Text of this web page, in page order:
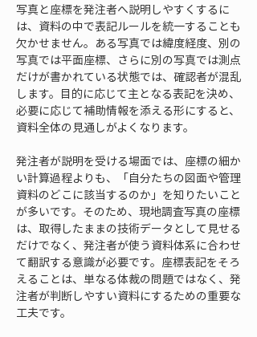
写真と座標を発注者へ説明しやすくするに
は、資料の中で表記ルールを統一することも
欠かせません。ある写真では緯度経度、別の
写真では平面座標、さらに別の写真では測点
だけが書かれている状態では、確認者が混乱
します。目的に応じて主となる表記を決め、
必要に応じて補助情報を添える形にすると、
資料全体の見通しがよくなります。
発注者が説明を受ける場面では、座標の細か
い計算過程よりも、「自分たちの図面や管理
資料のどこに該当するのか」を知りたいこと
が多いです。そのため、現地調査写真の座標
は、取得したままの技術データとして見せる
だけでなく、発注者が使う資料体系に合わせ
て翻訳する意識が必要です。座標表記をそろ
えることは、単なる体裁の問題ではなく、発
注者が判断しやすい資料にするための重要な
工夫です。